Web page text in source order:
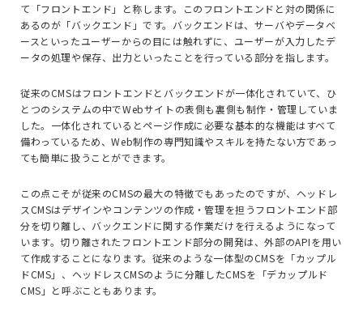
て「フロントエンド」と称します。このフロントエンドと対の関係に
あるのが「バックエンド」です。バックエンドは、サーバやデータベ
ースといったユーザーからの目には触れずに、ユーザーが入力したデ
ータの処理や保存、出力といったことを行っている部分を指します。
従来のCMSはフロントエンドとバックエンドが一体化されていて、ひ
とつのシステムの中でWebサイトの表側も裏側も制作・管理していま
した。一体化されているとページ作成に必要な基本的な機能はすべて
備わっているため、Web制作の専門知識やスキルを持たない方であっ
ても簡単に扱うことができます。
この点こそが従来のCMSの最大の特徴でもあったのですが、ヘッドレ
スCMSはデザインやコンテンツの作成・管理を担うフロントエンド部
分を切り離し、バックエンドに関する作業だけを行えるようになって
います。切り離されたフロントエンド部分の開発は、外部のAPIを用い
て作成することになります。従来のような一体型のCMSを「カップル
ドCMS」、ヘッドレスCMSのように分離したCMSを「デカップルド
CMS 」と呼ぶこともあります。